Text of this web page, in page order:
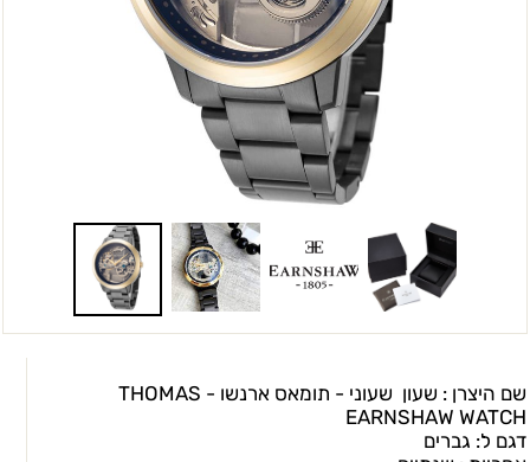
שם היצרן : שעון שעוני - תומאס ארנשו - THOMAS
EARNSHAW WATCH
דגם ל: גברים